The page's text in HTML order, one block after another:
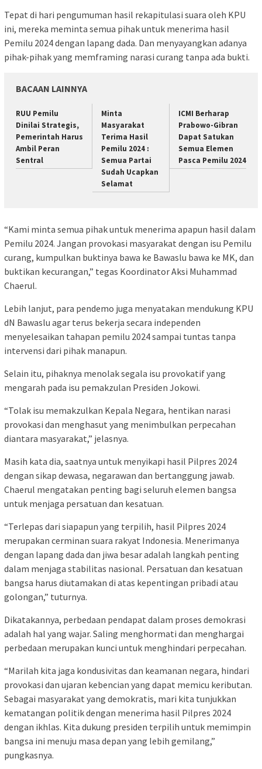
Tepat di hari pengumuman hasil rekapitulasi suara oleh KPU
ini, mereka meminta semua pihak untuk menerima hasil
Pemilu 2024 dengan lapang dada. Dan menyayangkan adanya
pihak-pihak yang memframing narasi curang tanpa ada bukti.
BACAAN LAINNYA
RUU Pemilu
Dinilai Strategis,
Pemerintah Harus
Ambil Peran
Sentral
Minta
Masyarakat
Terima Hasil
Pemilu 2024 :
Semua Partai
Sudah Ucapkan
Selamat
ICMI Berharap
Prabowo-Gibran
Dapat Satukan
Semua Elemen
Pasca Pemilu 2024
“Kami minta semua pihak untuk menerima apapun hasil dalam
Pemilu 2024. Jangan provokasi masyarakat dengan isu Pemilu
curang, kumpulkan buktinya bawa ke Bawaslu bawa ke MK, dan
buktikan kecurangan,” tegas Koordinator Aksi Muhammad
Chaerul.
Lebih lanjut, para pendemo juga menyatakan mendukung KPU
dN Bawaslu agar terus bekerja secara independen
menyelesaikan tahapan pemilu 2024 sampai tuntas tanpa
intervensi dari pihak manapun.
Selain itu, pihaknya menolak segala isu provokatif yang
mengarah pada isu pemakzulan Presiden Jokowi.
“Tolak isu memakzulkan Kepala Negara, hentikan narasi
provokasi dan menghasut yang menimbulkan perpecahan
diantara masyarakat,” jelasnya.
Masih kata dia, saatnya untuk menyikapi hasil Pilpres 2024
dengan sikap dewasa, negarawan dan bertanggung jawab.
Chaerul mengatakan penting bagi seluruh elemen bangsa
untuk menjaga persatuan dan kesatuan.
“Terlepas dari siapapun yang terpilih, hasil Pilpres 2024
merupakan cerminan suara rakyat Indonesia. Menerimanya
dengan lapang dada dan jiwa besar adalah langkah penting
dalam menjaga stabilitas nasional. Persatuan dan kesatuan
bangsa harus diutamakan di atas kepentingan pribadi atau
golongan,” tuturnya.
Dikatakannya, perbedaan pendapat dalam proses demokrasi
adalah hal yang wajar. Saling menghormati dan menghargai
perbedaan merupakan kunci untuk menghindari perpecahan.
“Marilah kita jaga kondusivitas dan keamanan negara, hindari
provokasi dan ujaran kebencian yang dapat memicu keributan.
Sebagai masyarakat yang demokratis, mari kita tunjukkan
kematangan politik dengan menerima hasil Pilpres 2024
dengan ikhlas. Kita dukung presiden terpilih untuk memimpin
bangsa ini menuju masa depan yang lebih gemilang,”
pungkasnya.